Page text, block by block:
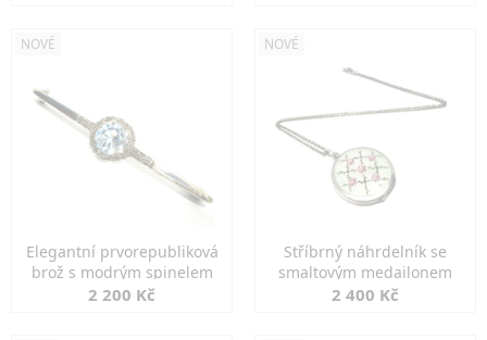
NOVÉ
Elegantní prvorepubliková
brož s modrým spinelem
2 200 Kč
NOVÉ
Stříbrný náhrdelník se
smaltovým medailonem
2 400 Kč